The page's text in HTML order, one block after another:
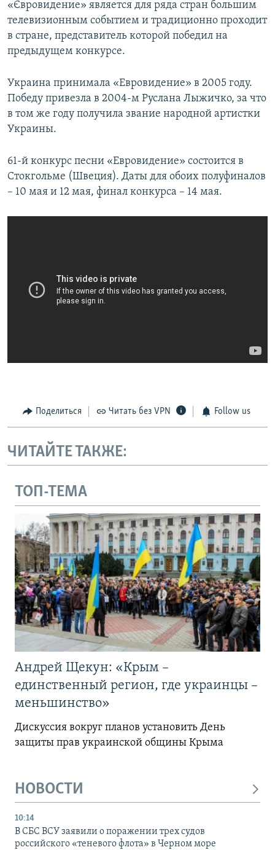
«Євровидение» является для ряда стран большим
телевизионным событием и традиционно проходит
в стране, представитель которой победил на
предыдущем конкурсе.
Украина принимала «Евровидение» в 2005 году.
Победу привезла в 2004-м Руслана Лыжичко, за что
в том же году получила звание народной артистки
Украины.
61-й конкурс песни «Евровидение» состоится в
Стокгольме (Швеция). Даты для обоих полуфиналов
– 10 мая и 12 мая, финал конкурса – 14 мая.
Поделиться Читать без VPN Follow us
ЧИТАЙТЕ ТАКЖЕ:
ТОП-ТЕМА
Андрей Щекун: «Крым –
единственный регион, где украинцы –
меньшинство»
Дискуссия вокруг планов установить День
защиты прав украинской общины Крыма
НОВОСТИ
10:14
В СБС ВСУ заявили о поражении трех судов
российского «теневого флота» в Черном море